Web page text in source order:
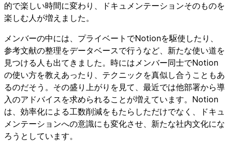
的で楽しい時間に変わり、ドキュメンテーションそのものを
楽しむ人が増えました。
メンバーの中には、プライベートでNotionを駆使したり、
参考文献の整理をデータベースで行うなど、新たな使い道を
見つける人も出てきました。時にはメンバー同士でNotion
の使い方を教えあったり、テクニックを真似し合うこともあ
るのだそう。その盛り上がりを見て、最近では他部署から導
入のアドバイスを求められることが増えています。Notion
は、効率化による工数削減をもたらしただけでなく、ドキュ
メンテーションへの意識にも変化させ、新たな社内文化にな
ろうとしています。